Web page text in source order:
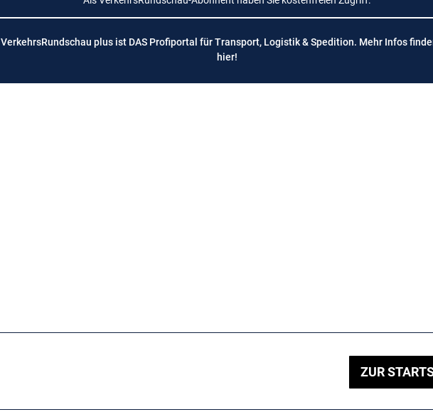
VerkehrsRundschau plus ist DAS Profiportal für Transport, Logistik & Spedition. Mehr Infos
hier!
ZUR